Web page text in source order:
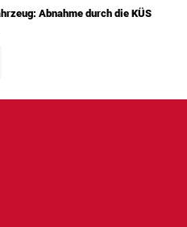
Abnahme durch die KÜS